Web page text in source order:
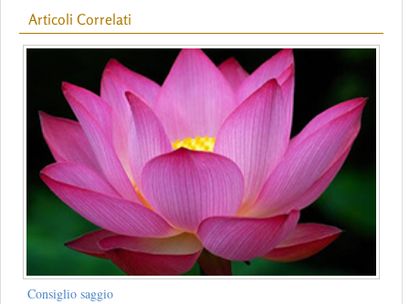
Articoli Correlati
Consiglio saggio